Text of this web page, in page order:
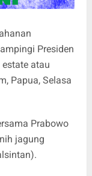
Presiden
atau
Papua, Selasa
Prabowo
jagung